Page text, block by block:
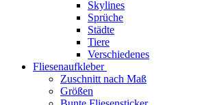
Skylines
Sprüche
Städte
Tiere
Verschiedenes
Fliesenaufkleber
Zuschnitt nach Maß
Größen